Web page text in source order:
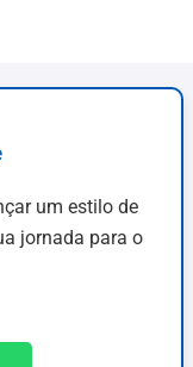
um estilo de
jornada para o